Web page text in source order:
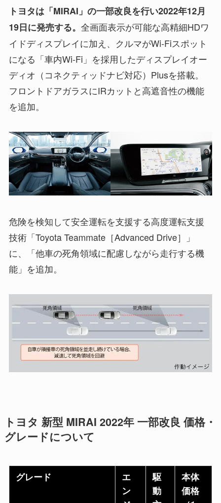
トヨタは「MIRAI」の一部改良を行い2022年12月
19日に発売する。 全画面表示が可能な高精細HDワ
イドディスプレイに加え、クルマがWi-Fiスポット
になる「車内Wi-Fi」を採用したディスプレイオー
ディオ（コネクティッドナビ対応）Plusを搭載。
フロントドアガラスにIRカットと高遮音性の機能
を追加。
危険を検知して安全運転を支援する高度運転支援
技術「Toyota Teammate［Advanced Drive］」
に、「他車の死角領域に配慮しながら走行する機
能」を追加。
トヨタ 新型 MIRAI 2022年 一部改良 価格・
グレードについて
グレード
エ
ン
駆
動
本体
価格